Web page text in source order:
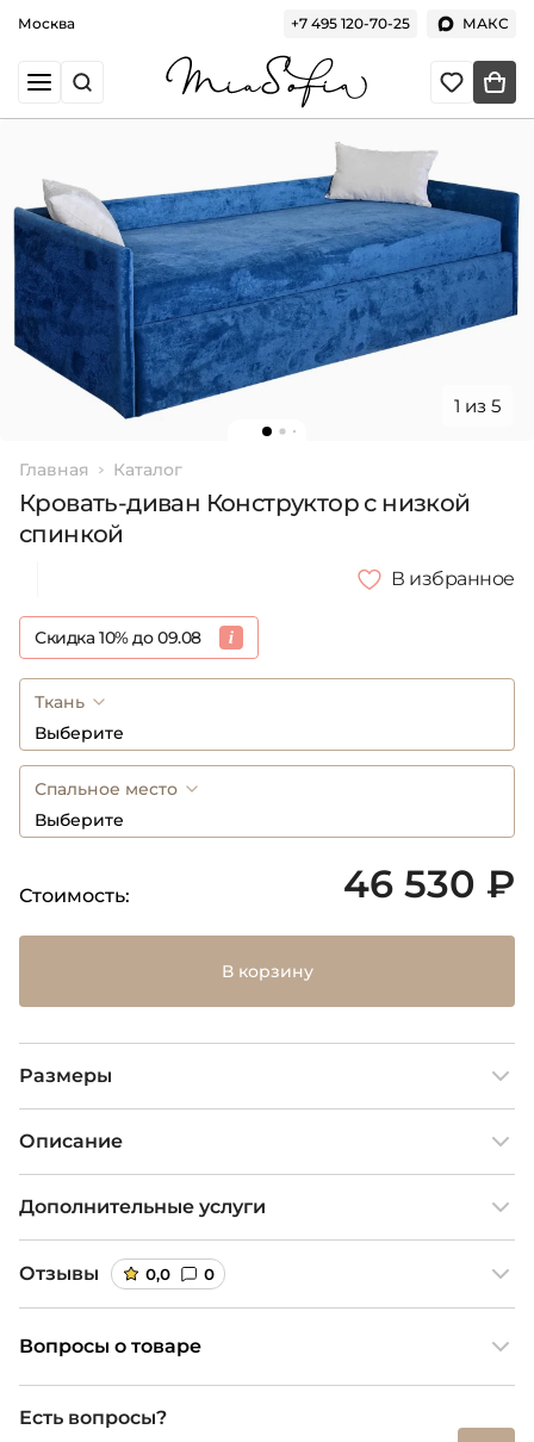
Москва +7 495 120-70-25 МАКС
1 из 5
Главная Каталог
Кровать-диван Конструктор с низкой
спинкой
В избранное
Скидка 10% до 09.08
Ткань
Выберите
Спальное место
Выберите
Стоимость: 46 530 ₽
В корзину
Размеры
Описание
Дополнительные услуги
Отзывы 0,0 0
Вопросы о товаре
Есть вопросы?